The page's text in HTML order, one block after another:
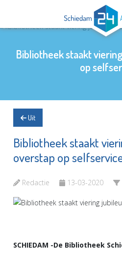
Bibliotheek staakt
op
Uit
Bibliotheek staakt
overstap op
Redactie 13-03-2020
SCHIEDAM -De Bibliotheek